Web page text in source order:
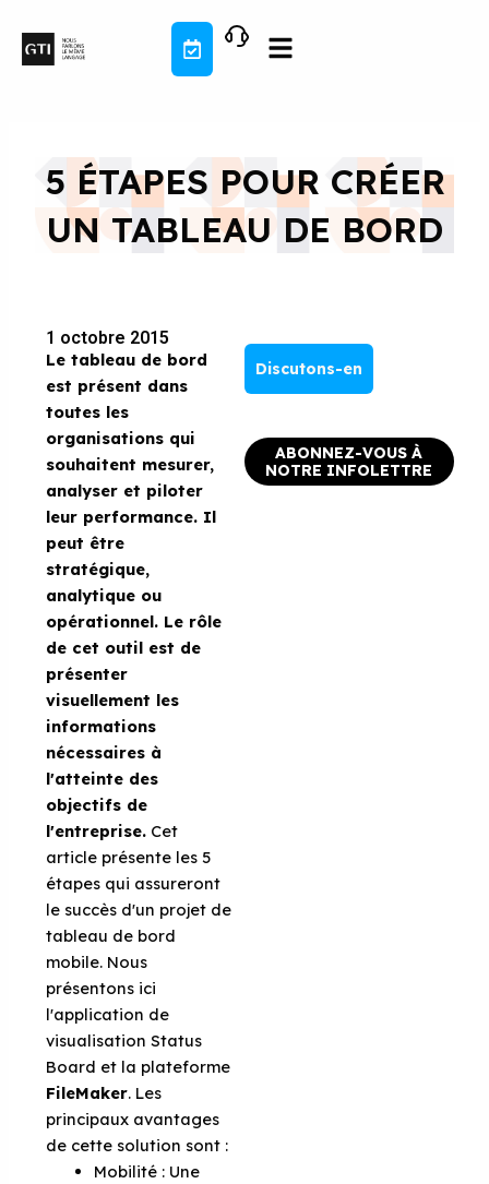
contenu
5 ÉTAPES POUR CRÉER
UN TABLEAU DE BORD
1 octobre 2015
Le tableau de bord
est présent dans
toutes les
organisations qui
souhaitent mesurer,
analyser et piloter
leur performance. Il
peut être
stratégique,
analytique ou
opérationnel. Le rôle
de cet outil est de
présenter
visuellement les
informations
nécessaires à
l'atteinte des
objectifs de
l'entreprise. Cet
article présente les 5
étapes qui assureront
le succès d'un projet de
tableau de bord
mobile. Nous
présentons ici
l'application de
visualisation Status
Board et la plateforme
FileMaker. Les
principaux avantages
de cette solution sont :
Mobilité : Une
Discutons-en
ABONNEZ-VOUS À
NOTRE INFOLETTRE